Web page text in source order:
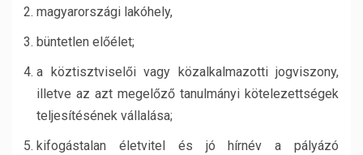
magyarországi lakóhely,
büntetlen előélet;
a köztisztviselői vagy közalkalmazotti jogviszony,
illetve az azt megelőző tanulmányi kötelezettségek
teljesítésének vállalása;
kifogástalan életvitel és jó hírnév a pályázó